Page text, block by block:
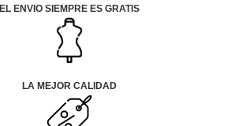
EL ENVIO SIEMPRE ES GRATIS
LA MEJOR CALIDAD